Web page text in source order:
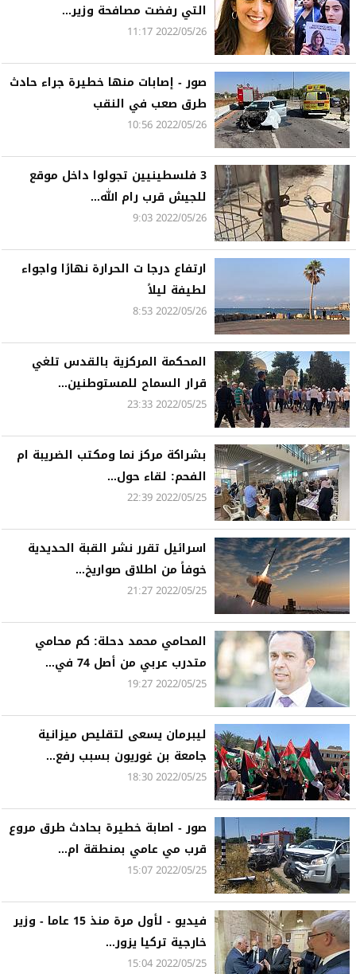
التي رفضت مصافحة وزير...
2022/05/26 11:17
صور - إصابات منها خطيرة جراء حادث
طرق صعب في النقب
2022/05/26 10:56
3 فلسطينيين تجولوا داخل موقع
للجيش قرب رام الله...
2022/05/26 9:03
ارتفاع درجا ت الحرارة نهارًا واجواء
لطيفة ليلاً
2022/05/26 8:53
المحكمة المركزية بالقدس تلغي
قرار السماح للمستوطنين...
2022/05/25 23:33
بشراكة مركز نما ومكتب الضريبة ام
الفحم: لقاء حول...
2022/05/25 22:39
اسرائيل تقرر نشر القبة الحديدية
خوفاً من اطلاق صواريخ...
2022/05/25 21:27
المحامي محمد دحلة: كم محامي
متدرب عربي من أصل 74 في...
2022/05/25 19:27
ليبرمان يسعى لتقليص ميزانية
جامعة بن غوريون بسبب رفع...
2022/05/25 18:30
صور - اصابة خطيرة بحادث طرق مروع
قرب مي عامي بمنطقة ام...
2022/05/25 15:07
فيديو - لأول مرة منذ 15 عاما - وزير
خارجية تركيا يزور...
2022/05/25 15:04